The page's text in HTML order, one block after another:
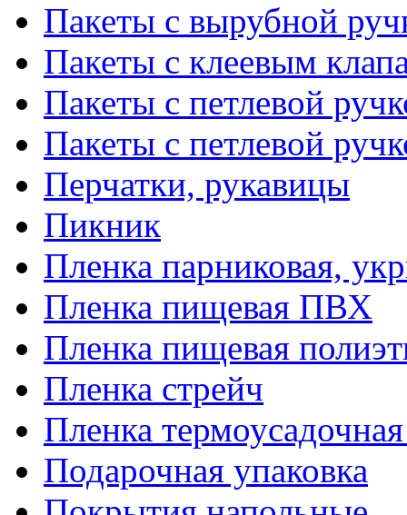
Пакеты с вырубной
Пакеты с клеевым
Пакеты с петлевой
Пакеты с петлевой
Перчатки, рукавицы
Пикник
Пленка парниковая,
Пленка пищевая ПВХ
Пленка пищевая
Пленка стрейч
Пленка
Подарочная упаковка